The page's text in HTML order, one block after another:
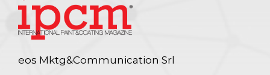
eos Mktg&Communication Srl